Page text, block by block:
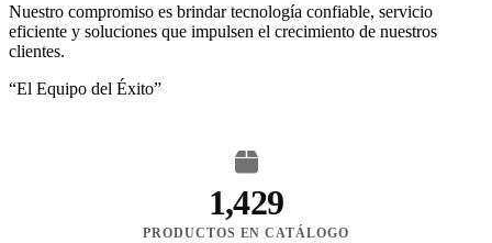
Nuestro compromiso es brindar tecnología confiable, servicio
eficiente y soluciones que impulsen el crecimiento de nuestros
clientes.
“El Equipo del Éxito”
1,429
PRODUCTOS EN CATÁLOGO